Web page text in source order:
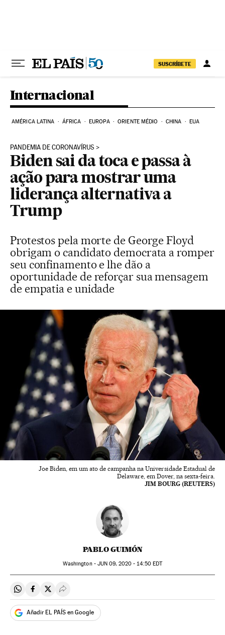
SUSCRÍBETE
Internacional
AMÉRICA LATINA ÁFRICA EUROPA ORIENTE MÉDIO CHINA EUA
PANDEMIA DE CORONAVÍRUS
Biden sai da toca e passa à
ação para mostrar uma
liderança alternativa a
Trump
Protestos pela morte de George Floyd
obrigam o candidato democrata a romper
seu confinamento e lhe dão a
oportunidade de reforçar sua mensagem
de empatia e unidade
Joe Biden, em um ato de campanha na Universidade Estadual de
Delaware, em Dover, na sexta-feira.
JIM BOURG (REUTERS)
PABLO GUIMÓN
Washington - JUN 09, 2020 - 14:50EDT
Compartir en Whatsapp
Compartir en Facebook
Compartir en Twitter
Desplegar Redes Sociales
Añadir EL PAÍS en Google